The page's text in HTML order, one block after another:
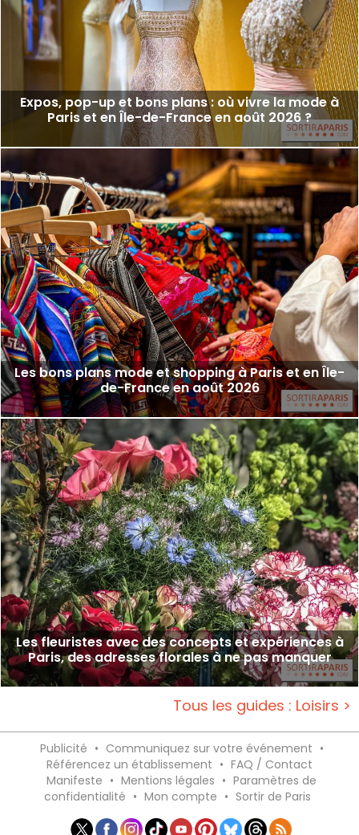
Expos, pop-up et bons plans : où vivre la mode à
Paris et en Île-de-France en août 2026 ?
Les bons plans mode et shopping à Paris et en Île-
de-France en août 2026
Les fleuristes avec des concepts et expériences à
Paris, des adresses florales à ne pas manquer
Tous les guides : Loisirs >
Publicité • Communiquez sur votre événement •
Référencez un établissement • FAQ / Contact
Manifeste • Mentions légales • Paramètres de
confidentialité • Mon compte • Sortir de Paris